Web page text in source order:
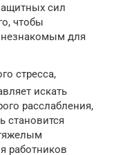
сил
чтобы
незнакомым для
стресса,
искать
расслабления,
становится
работников